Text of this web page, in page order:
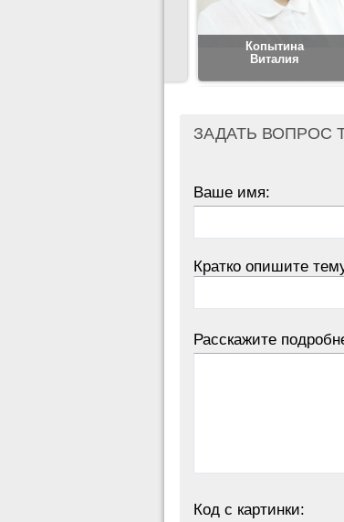
Копытина
Виталия
ЗАДАТЬ ВОПРОС
Ваше имя:
Кратко опишите
Расскажите
Код с картинки: